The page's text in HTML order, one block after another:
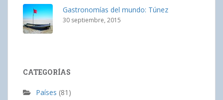
Gastronomías del mundo: Túnez
30 septiembre, 2015
CATEGORÍAS
Países (81)